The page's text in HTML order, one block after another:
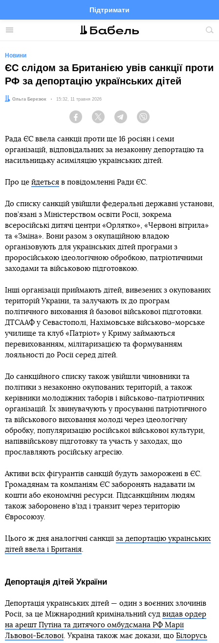
Меню
Підтримати
FacebookTelegramTwitter
Новини
ЄС слідом за Британією увів санкції проти
РФ за депортацію українських дітей
Автор:
Ольга Березюк Дата:
15:32, 11 травня 2026
Facebook Twitter Telegram
Рада ЄС ввела санкції проти ще 16 росіян і семи
організацій, відповідальних за незаконну депортацію та
насильницьку асиміляцію українських дітей.
Про це йдеться в повідомленні Ради ЄС.
До списку санкцій увійшли федеральні державні установи,
пов’язані з Міністерством освіти Росії, зокрема
всеросійські дитячі центри «Орлятко», «Червоні вітрила»
та «Зміна». Вони разом з окупаційною владою
організовують для українських дітей програми з
проросійською ідеологічною обробкою, патріотичними
заходами та військовою підготовкою.
Інші організації приймають дітей, вивезених з окупованих
територій України, та залучають їх до програм
політичного виховання й базової військової підготовки.
ДТСААФ у Севастополі, Нахімовське військово-морське
училище та клуб «Патріот» у Криму займаються
перевихованням, мілітаризацією та формуванням
лояльності до Росії серед дітей.
До санкційного списку також увійшли чиновники та
політики з незаконно окупованих територій, а також
керівники молодіжних таборів і військово-патріотичних
організацій. Їх звинувачують у просуванні патріотичного
та військового виховання молоді через ідеологічну
обробку, популяризацію російської військової культури,
напіввійськову підготовку та участь у заходах, що
прославляють російську агресію.
Активи всіх фігурантів санкцій будуть заморожені в ЄС.
Громадянам та компаніям ЄС заборонять надавати їм
кошти або економічні ресурси. Підсанкційним людям
також заборонено в’їзд і транзит через територію
Євросоюзу.
Цього ж дня аналогічні санкції за депортацію українських
дітей ввела і Британія.
Депортація дітей України
Депортація українських дітей — один з воєнних злочинів
Росії, за це Міжнародний кримінальний суд видав ордер
на арешт Путіна та дитячого омбудсмана РФ Марії
Львової-Бєлової. Україна також має докази, що Білорусь